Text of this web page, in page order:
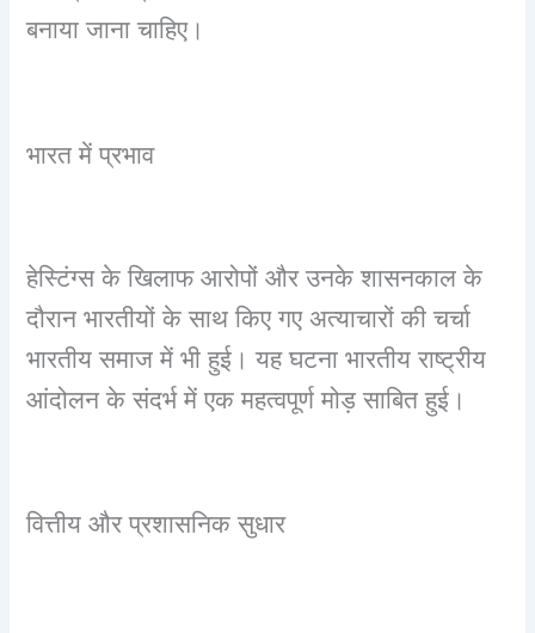
बनाया जाना चाहिए।
भारत में प्रभाव
हेस्टिंग्स के खिलाफ आरोपों और उनके शासनकाल के
दौरान भारतीयों के साथ किए गए अत्याचारों की चर्चा
भारतीय समाज में भी हुई। यह घटना भारतीय राष्ट्रीय
आंदोलन के संदर्भ में एक महत्वपूर्ण मोड़ साबित हुई।
वित्तीय और प्रशासनिक सुधार